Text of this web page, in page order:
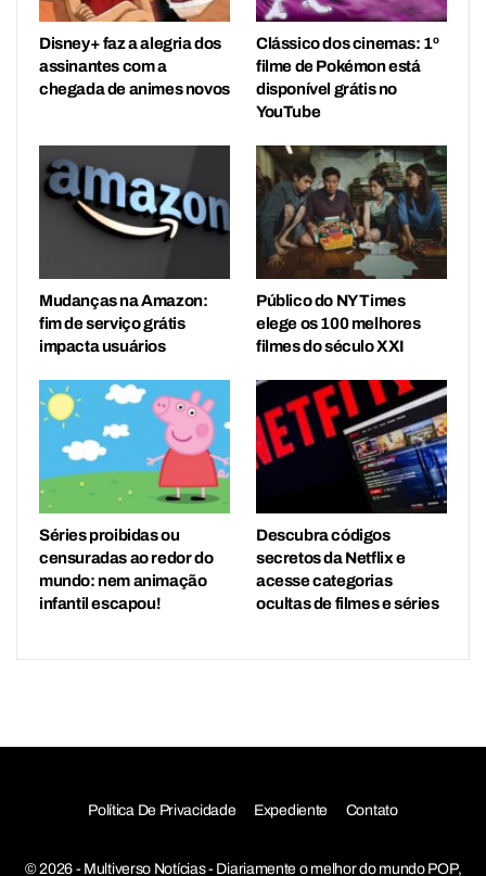
Disney+ faz a alegria dos
assinantes com a
chegada de animes novos
Clássico dos cinemas: 1º
filme de Pokémon está
disponível grátis no
YouTube
Mudanças na Amazon:
fim de serviço grátis
impacta usuários
Público do NY Times
elege os 100 melhores
filmes do século XXI
Séries proibidas ou
censuradas ao redor do
mundo: nem animação
infantil escapou!
Descubra códigos
secretos da Netflix e
acesse categorias
ocultas de filmes e séries
Política De Privacidade Expediente Contato
© 2026 - Multiverso Notícias - Diariamente o melhor do mundo POP,